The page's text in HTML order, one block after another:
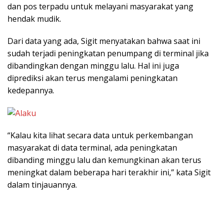
dan pos terpadu untuk melayani masyarakat yang
hendak mudik.
Dari data yang ada, Sigit menyatakan bahwa saat ini
sudah terjadi peningkatan penumpang di terminal jika
dibandingkan dengan minggu lalu. Hal ini juga
diprediksi akan terus mengalami peningkatan
kedepannya.
“Kalau kita lihat secara data untuk perkembangan
masyarakat di data terminal, ada peningkatan
dibanding minggu lalu dan kemungkinan akan terus
meningkat dalam beberapa hari terakhir ini,” kata Sigit
dalam tinjauannya.